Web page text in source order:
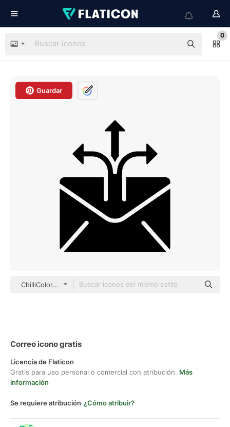
0
Guardar
ChilliColor Glyph
Correo icono gratis
Licencia de Flaticon
Gratis para uso personal o comercial con atribución. Más
información
Se requiere atribución ¿Cómo atribuir?